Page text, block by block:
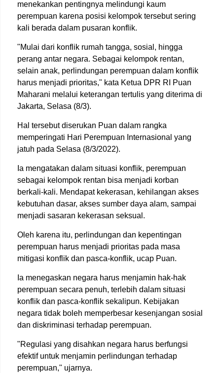
menekankan pentingnya melindungi kaum
perempuan karena posisi kelompok tersebut sering
kali berada dalam pusaran konflik.
"Mulai dari konflik rumah tangga, sosial, hingga
perang antar negara. Sebagai kelompok rentan,
selain anak, perlindungan perempuan dalam konflik
harus menjadi prioritas," kata Ketua DPR RI Puan
Maharani melalui keterangan tertulis yang diterima di
Jakarta, Selasa (8/3).
Hal tersebut diserukan Puan dalam rangka
memperingati Hari Perempuan Internasional yang
jatuh pada Selasa (8/3/2022).
Ia mengatakan dalam situasi konflik, perempuan
sebagai kelompok rentan bisa menjadi korban
berkali-kali. Mendapat kekerasan, kehilangan akses
kebutuhan dasar, akses sumber daya alam, sampai
menjadi sasaran kekerasan seksual.
Oleh karena itu, perlindungan dan kepentingan
perempuan harus menjadi prioritas pada masa
mitigasi konflik dan pasca-konflik, ucap Puan.
Ia menegaskan negara harus menjamin hak-hak
perempuan secara penuh, terlebih dalam situasi
konflik dan pasca-konflik sekalipun. Kebijakan
negara tidak boleh memperbesar kesenjangan sosial
dan diskriminasi terhadap perempuan.
"Regulasi yang disahkan negara harus berfungsi
efektif untuk menjamin perlindungan terhadap
perempuan," ujarnya.